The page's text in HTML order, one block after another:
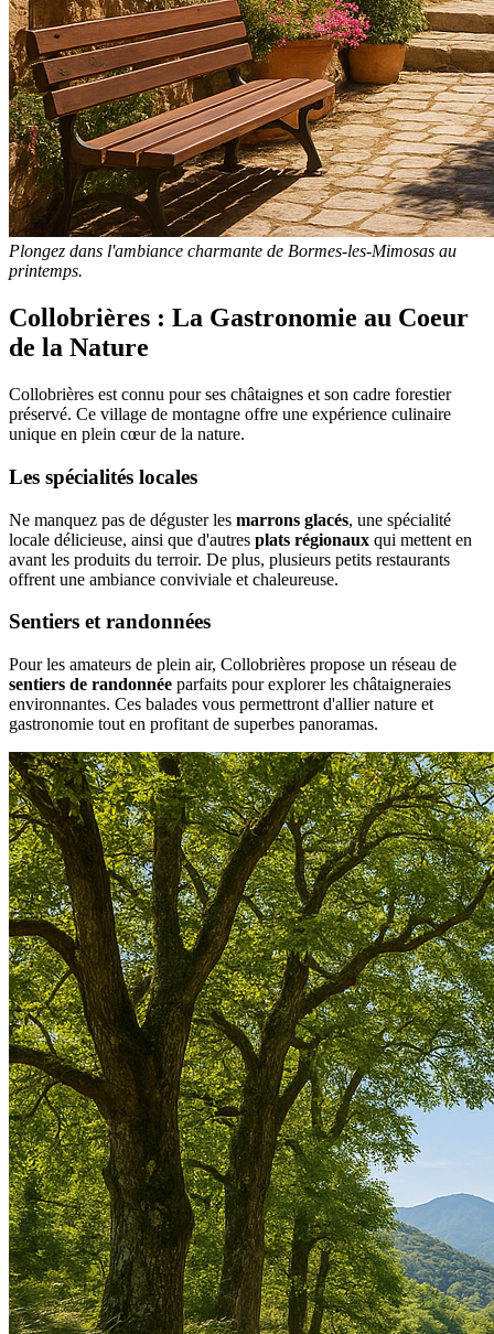
Plongez dans l'ambiance charmante de Bormes-les-Mimosas au
printemps.
Collobrières : La Gastronomie au Coeur
de la Nature
Collobrières est connu pour ses châtaignes et son cadre forestier
préservé. Ce village de montagne offre une expérience culinaire
unique en plein cœur de la nature.
Les spécialités locales
Ne manquez pas de déguster les marrons glacés, une spécialité
locale délicieuse, ainsi que d'autres plats régionaux qui mettent en
avant les produits du terroir. De plus, plusieurs petits restaurants
offrent une ambiance conviviale et chaleureuse.
Sentiers et randonnées
Pour les amateurs de plein air, Collobrières propose un réseau de
sentiers de randonnée parfaits pour explorer les châtaigneraies
environnantes. Ces balades vous permettront d'allier nature et
gastronomie tout en profitant de superbes panoramas.